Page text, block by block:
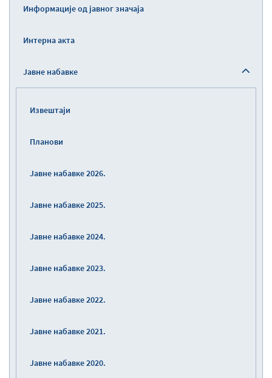
Информације од јавног значаја
Интерна акта
Јавне набавке
Извештаји
Планови
Јавне набавке 2026.
Јавне набавке 2025.
Јавне набавке 2024.
Јавне набавке 2023.
Јавне набавке 2022.
Јавне набавке 2021.
Јавне набавке 2020.